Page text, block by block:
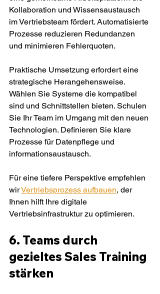
Kollaboration und Wissensaustausch
im Vertriebsteam fördert. Automatisierte
Prozesse reduzieren Redundanzen
und minimieren Fehlerquoten.
Praktische Umsetzung erfordert eine
strategische Herangehensweise.
Wählen Sie Systeme die kompatibel
sind und Schnittstellen bieten. Schulen
Sie Ihr Team im Umgang mit den neuen
Technologien. Definieren Sie klare
Prozesse für Datenpflege und
informationsaustausch.
Für eine tiefere Perspektive empfehlen
wir Vertriebsprozess aufbauen, der
Ihnen hilft Ihre digitale
Vertriebsinfrastruktur zu optimieren.
6. Teams durch
gezieltes Sales Training
stärken